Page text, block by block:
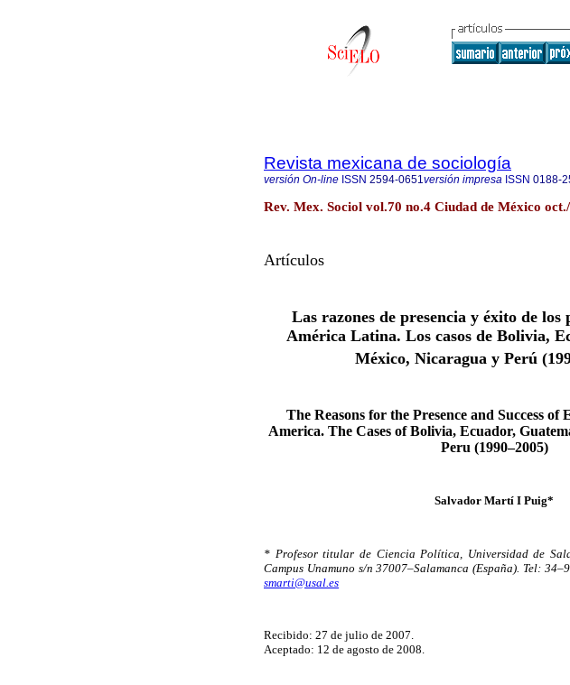
Revista mexicana de sociología
versión On-line ISSN 2594-0651versión impresa ISSN 0188-
Rev. Mex. Sociol vol.70 no.4 Ciudad de México
Artículos
Las razones de presencia y éxito de los
América Latina. Los casos de Bolivia,
México, Nicaragua y Perú
The Reasons for the Presence and Success
America. The Cases of Bolivia, Ecuador,
Peru (1990–2005)
Salvador Martí I Puig*
* Profesor titular de Ciencia Política, Universidad de
Campus Unamuno s/n 37007–Salamanca (España). Tel:
smarti@usal.es
Recibido: 27 de julio de 2007.
Aceptado: 12 de agosto de 2008.